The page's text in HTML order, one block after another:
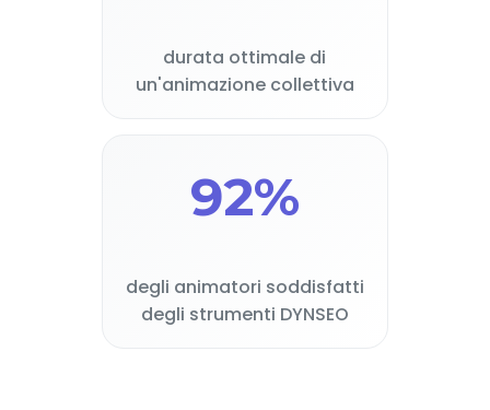
durata ottimale di
un'animazione collettiva
92%
degli animatori soddisfatti
degli strumenti DYNSEO